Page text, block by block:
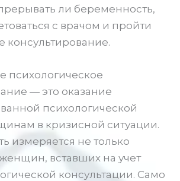
ли беременность,
с врачом и пройти
консультирование.
психологическое
— это оказание
психологической
в кризисной ситуации.
измеряется не только
вставших на учет
консультации. Само